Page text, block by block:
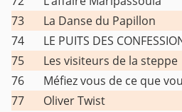
73
La Danse du Papillon
74
LE PUITS DES
75
Les visiteurs de la steppe
76
Méfiez vous de ce que
77
Oliver Twist